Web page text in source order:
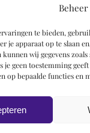
te bieden,
je apparaat op te slaan
wij gegevens
je geen toestemming
op bepaalde functies en